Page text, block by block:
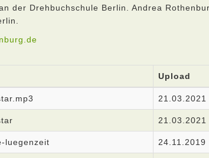
der Drehbuchschule Berlin. Andrea
Upload
21.03.2021
21.03.2021
luegenzeit 24.11.2019